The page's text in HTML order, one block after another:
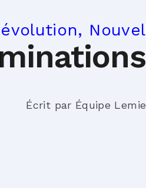
Écrit par Équipe